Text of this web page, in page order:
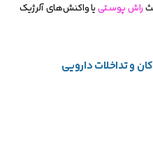
راش پوستی یا واکنش‌های آلرژیک